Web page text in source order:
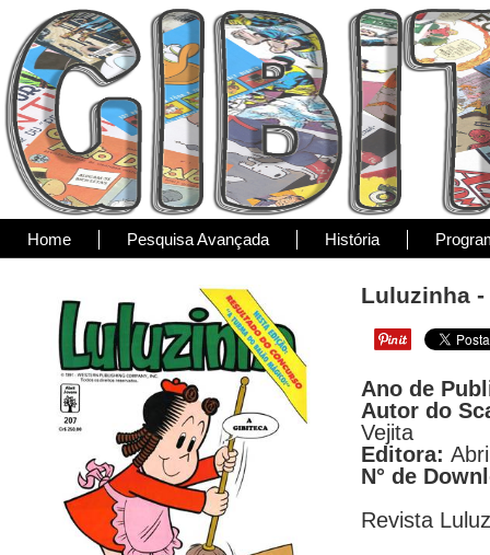
Home Pesquisa Avançada História
Luluzinha -
Ano de
Autor do
Vejita
Editora:
N° de
Revista